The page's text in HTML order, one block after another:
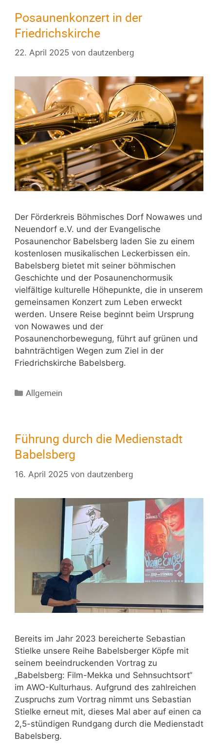
Posaunenkonzert in der
Friedrichskirche
22. April 2025 von dautzenberg
Der Förderkreis Böhmisches Dorf Nowawes und
Neuendorf e.V. und der Evangelische
Posaunenchor Babelsberg laden Sie zu einem
kostenlosen musikalischen Leckerbissen ein.
Babelsberg bietet mit seiner böhmischen
Geschichte und der Posaunenchormusik
vielfältige kulturelle Höhepunkte, die in unserem
gemeinsamen Konzert zum Leben erweckt
werden. Unsere Reise beginnt beim Ursprung
von Nowawes und der
Posaunenchorbewegung, führt auf grünen und
bahnträchtigen Wegen zum Ziel in der
Friedrichskirche Babelsberg.
Allgemein
Führung durch die Medienstadt
Babelsberg
16. April 2025 von dautzenberg
Bereits im Jahr 2023 bereicherte Sebastian
Stielke unsere Reihe Babelsberger Köpfe mit
seinem beeindruckenden Vortrag zu
„Babelsberg: Film-Mekka und Sehnsuchtsort“
im AWO-Kulturhaus. Aufgrund des zahlreichen
Zuspruchs zum Vortrag nimmt uns Sebastian
Stielke erneut mit, dieses Mal aber auf einen ca
2,5-stündigen Rundgang durch die Medienstadt
Babelsberg.